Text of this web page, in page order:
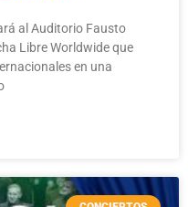
al Auditorio Fausto
Libre Worldwide que
en una